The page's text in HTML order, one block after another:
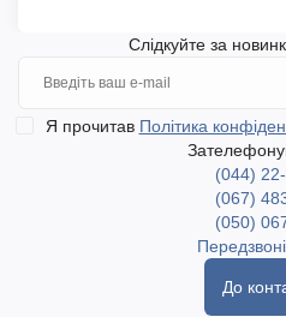
Слідкуйте за
Я прочитав Політика
(044)
(067)
(050)
До